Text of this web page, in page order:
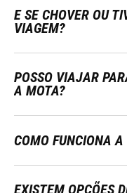
E SE CHOVER OU
VIAGEM?
POSSO VIAJAR
A MOTA?
COMO FUNCIONA